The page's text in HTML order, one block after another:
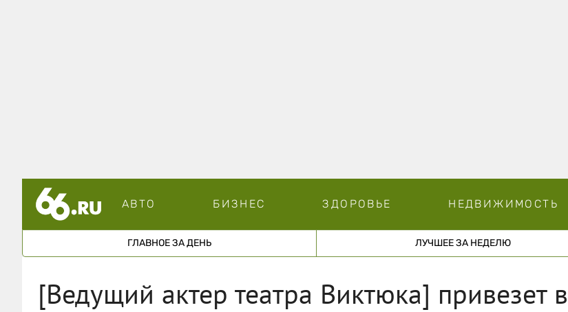
АВТО БИЗНЕС ЗДОРОВЬЕ НЕДВИЖИМОСТЬ
ГЛАВНОЕ ЗА ДЕНЬ ЛУЧШЕЕ ЗА НЕДЕЛЮ
[Ведущий актер театра Виктюка] привезет в